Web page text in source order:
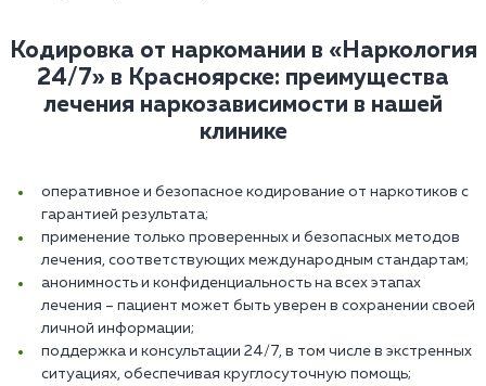
Кодировка от наркомании в «Наркология
24/7»‎ в Красноярске: преимущества
лечения наркозависимости в нашей
клинике
оперативное и безопасное кодирование от наркотиков с
гарантией результата;
применение только проверенных и безопасных методов
лечения, соответствующих международным стандартам;
анонимность и конфиденциальность на всех этапах
лечения – пациент может быть уверен в сохранении своей
личной информации;
поддержка и консультации 24/7, в том числе в экстренных
ситуациях, обеспечивая круглосуточную помощь;